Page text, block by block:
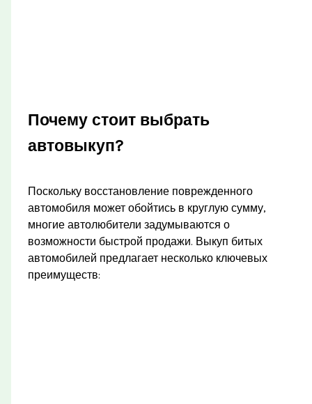
Почему стоит выбрать
автовыкуп?
Поскольку восстановление поврежденного
автомобиля может обойтись в круглую сумму,
многие автолюбители задумываются о
возможности быстрой продажи. Выкуп битых
автомобилей предлагает несколько ключевых
преимуществ: